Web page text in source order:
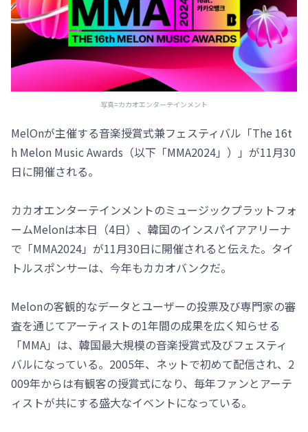
写真=カカオエンターテインメント
MelOnが主催する音楽授賞式兼フェスティバル「The 16t
h Melon Music Awards（以下「MMA2024」）」が11月30
日に開催される。
カカオエンターテインメントのミュージックプラットフォ
ームMelonは本日（4日）、韓国のインスパイアアリーナ
で「MMA2024」が11月30日に開催されると伝えた。タイ
トルスポンサーは、今年もカカオバンクだ。
Melonの客観的なデータとユーザーの投票及び専門家の審
査を通じてアーティストの1年間の成果を広く知らせる
「MMA」は、韓国最大規模の音楽授賞式及びフェスティ
バルになっている。2005年、ネットで初めて配信され、2
009年からは有観客の授賞式になり、毎年ファンとアーテ
ィストが共にする盛大なイベントになっている。